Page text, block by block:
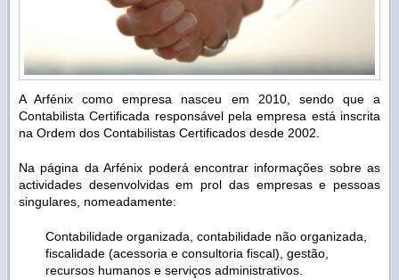
A Arfénix como empresa nasceu em 2010, sendo que a
Contabilista Certificada responsável pela empresa está inscrita
na Ordem dos Contabilistas Certificados desde 2002.
Na página da Arfénix poderá encontrar informações sobre as
actividades desenvolvidas em prol das empresas e pessoas
singulares, nomeadamente:
Contabilidade organizada, contabilidade não organizada,
fiscalidade (acessoria e consultoria fiscal), gestão,
recursos humanos e serviços administrativos.